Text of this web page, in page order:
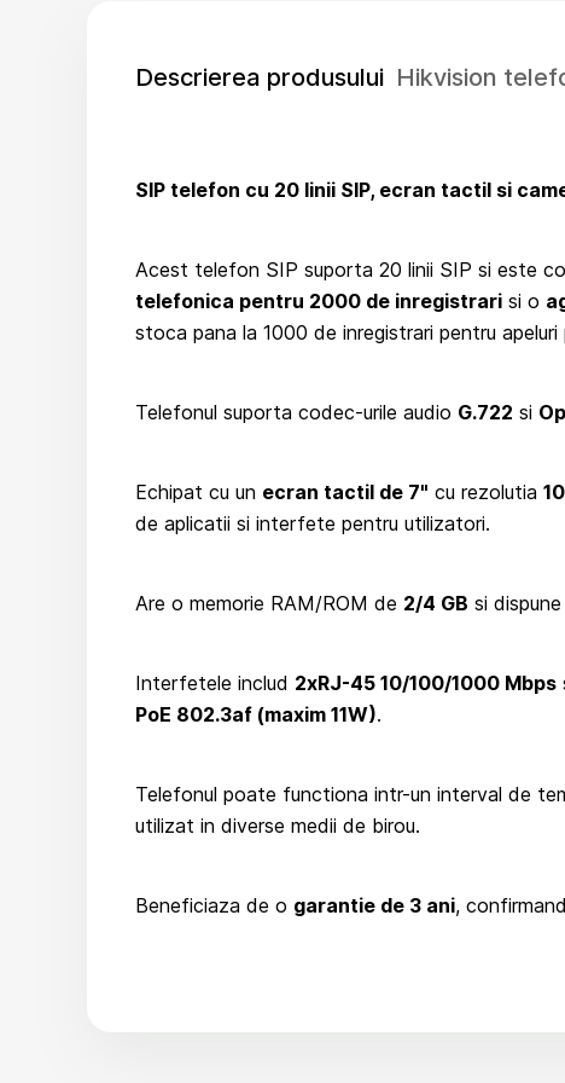
Descrierea produsului Hikvision
SIP telefon cu 20 linii SIP, ecran tactil si
Acest telefon SIP suporta 20 linii SIP si este
telefonica pentru 2000 de inregistrari si o
stoca pana la 1000 de inregistrari pentru
Telefonul suporta codec-urile audio G.722 si
Echipat cu un ecran tactil de 7" cu rezolutia
de aplicatii si interfete pentru utilizatori.
Are o memorie RAM/ROM de 2/4 GB si
Interfetele includ 2xRJ-45 10/100/1000 Mbps
PoE 802.3af (maxim 11W).
Telefonul poate functiona intr-un interval de
utilizat in diverse medii de birou.
Beneficiaza de o garantie de 3 ani,